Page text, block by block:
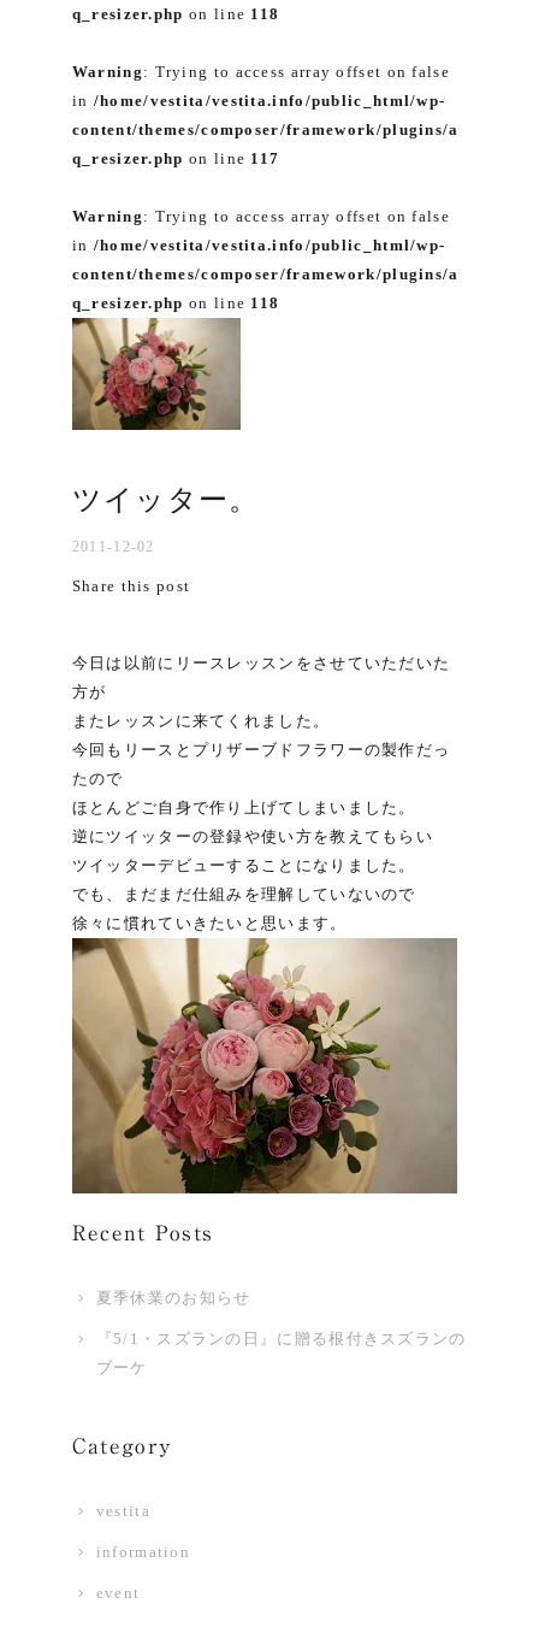
q_resizer.php on line 118
Warning : Trying to access array offset on false
in /home/vestita/vestita.info/public_html/wp-
content/themes/composer/framework/plugins/a
q_resizer.php on line 117
Warning : Trying to access array offset on false
in /home/vestita/vestita.info/public_html/wp-
content/themes/composer/framework/plugins/a
q_resizer.php on line 118
ツイッター。
2011-12-02
Share this post
今日は以前にリースレッスンをさせていただいた
方が
またレッスンに来てくれました。
今回もリースとプリザーブドフラワーの製作だっ
たので
ほとんどご自身で作り上げてしまいました。
逆にツイッターの登録や使い方を教えてもらい
ツイッターデビューすることになりました。
でも、まだまだ仕組みを理解していないので
徐々に慣れていきたいと思います。
Recent Posts
夏季休業のお知らせ
『5/1・スズランの日』に贈る根付きスズランの
ブーケ
Category
vestita
information
event